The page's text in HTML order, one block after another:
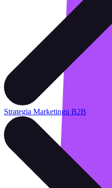
Strategia Marketingu B2B